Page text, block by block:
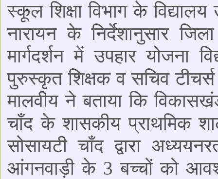
स्कूल शिक्षा विभाग के
नारायन के निर्देशानुसार
मार्गदर्शन में उपहार योजना
पुरुस्कृत शिक्षक व सचिव
मालवीय ने बताया कि
चाँद के शासकीय प्राथमिक
सोसायटी चाँद द्वारा
आंगनवाड़ी के 3 बच्चों को